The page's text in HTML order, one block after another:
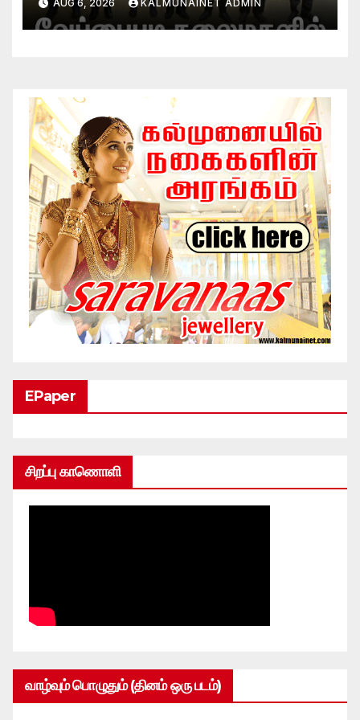
AUG 6, 2026 KALMUNAINET ADMIN
EPaper
சிறப்பு காணொளி
வாழ்வும் பொழுதும் (தினம் ஒரு படம்)